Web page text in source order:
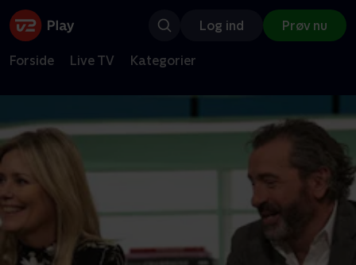
Log ind Prøv nu
Forside Live TV Kategorier